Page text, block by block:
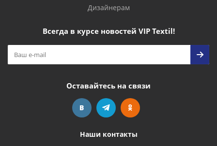
Дизайнерам
Всегда в курсе новостей VIP Textil!
Оставайтесь на связи
Наши контакты